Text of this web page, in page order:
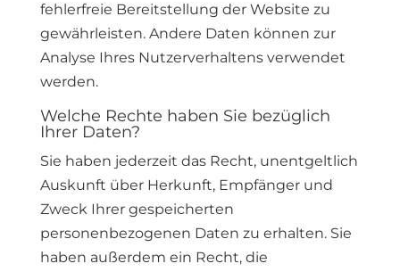
fehlerfreie Bereitstellung der Website zu
gewährleisten. Andere Daten können zur
Analyse Ihres Nutzerverhaltens verwendet
werden.
Welche Rechte haben Sie bezüglich
Ihrer Daten?
Sie haben jederzeit das Recht, unentgeltlich
Auskunft über Herkunft, Empfänger und
Zweck Ihrer gespeicherten
personenbezogenen Daten zu erhalten. Sie
haben außerdem ein Recht, die